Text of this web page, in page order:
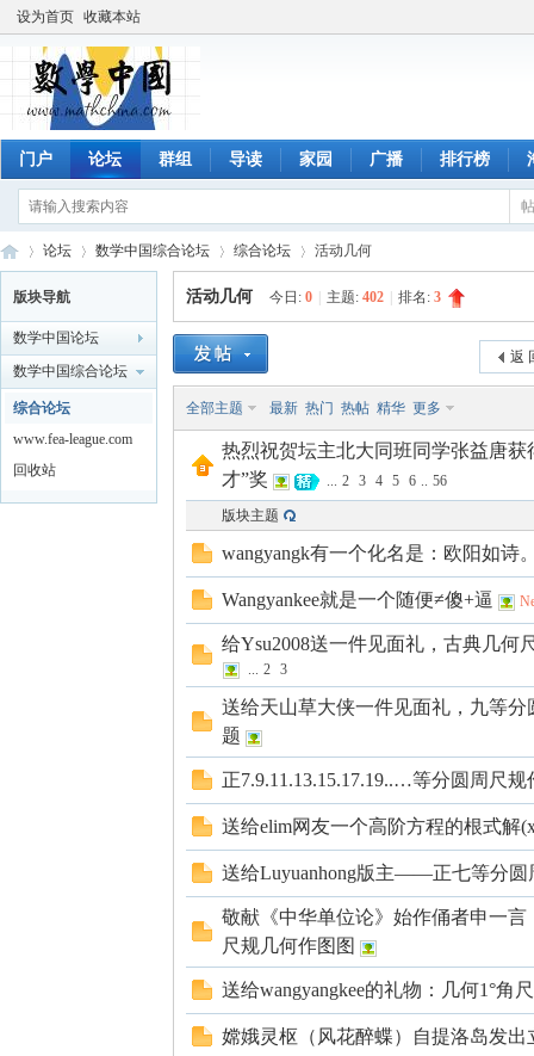
设为首页 收藏本站
门户 论坛 群组 导读 家园 广播 排行榜
数 »
论坛
›
数学中国综合论坛
›
综合论坛 活动几何
版块导航
数学中国论坛
数学中国综合论坛
综合论坛
www.fea-league.com
回收站
活动几何 今日: 0 主题: 402 排名: 3
返
全部主题 最新 热门 热帖 精华 更多
热烈祝贺坛主北大同班同学张益唐获
才”奖
... 2 3 4 5 6 .. 56
版块主题
wangyangk有一个化名是：欧阳如
Wangyankee就是一个随便≠傻+逼
给Ysu2008送一件见面礼，古典几何
... 2 3
送给天山草大侠一件见面礼，九等
题
正7.9.11.13.15.17.19..…等分圆周尺
送给elim网友一个高阶方程的根式解
送给Luyuanhong版主——正七等分圆
敬献《中华单位论》始作俑者申一
尺规几何作图图
送给wangyangkee的礼物：几何1°角
嫦娥灵枢（风花醉蝶）自提洛岛发出